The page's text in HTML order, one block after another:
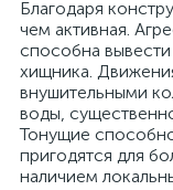
Благодаря
чем активная.
способна
хищника.
внушительными
воды,
Тонущие
пригодятся для
наличием